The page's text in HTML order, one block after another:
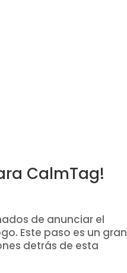
CalmTag!
de anunciar el
Este paso es un gran
detrás de esta